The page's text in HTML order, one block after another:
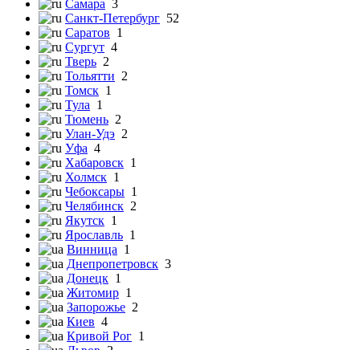
Самара 3
Санкт-Петербург 52
Саратов 1
Сургут 4
Тверь 2
Тольятти 2
Томск 1
Тула 1
Тюмень 2
Улан-Удэ 2
Уфа 4
Хабаровск 1
Холмск 1
Чебоксары 1
Челябинск 2
Якутск 1
Ярославль 1
Винница 1
Днепропетровск 3
Донецк 1
Житомир 1
Запорожье 2
Киев 4
Кривой Рог 1